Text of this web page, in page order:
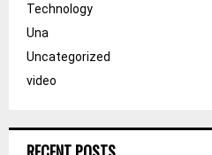
Technology
Una
Uncategorized
video